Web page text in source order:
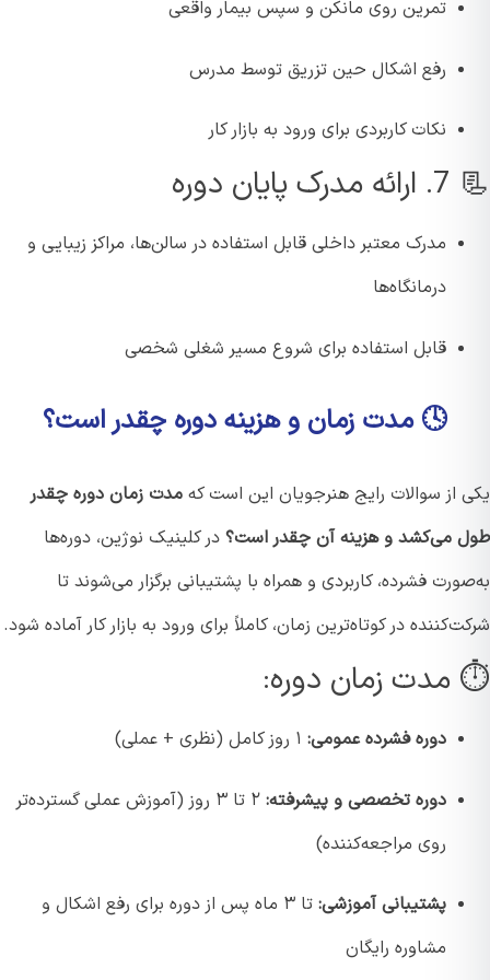
تمرین روی مانکن و سپس بیمار واقعی
رفع اشکال حین تزریق توسط مدرس
نکات کاربردی برای ورود به بازار کار
دوره
مدرک معتبر داخلی قابل استفاده در سالن‌ها، مراکز زیبایی و
درمانگاه‌ها
قابل استفاده برای شروع مسیر شغلی شخصی
🕓 مدت زمان و هزینه دوره چقدر است؟
از سوالات رایج هنرجویان این است که مدت زمان دوره چقدر
می‌کشد و هزینه آن چقدر است؟در کلینیک نوژین، دوره‌ها
فشرده، کاربردی و همراه با پشتیبانی برگزار می‌شوند تا
در کوتاه‌ترین زمان، کاملاً برای ورود به بازار کار آماده شود.
زمان دوره:
دوره فشرده عمومی:۱ روز کامل (نظری + عملی)
دوره تخصصی و پیشرفته:
۲ تا ۳ روز (آموزش عملی گسترده‌تر
روی مراجعه‌کننده)
پشتیبانی آموزشی:
تا ۳ ماه پس از دوره برای رفع اشکال و
مشاوره رایگان